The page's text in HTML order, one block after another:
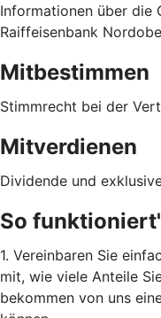
Informationen über die
Raiffeisenbank
Mitbestimmen
Stimmrecht bei der
Mitverdienen
Dividende und
So
1. Vereinbaren Sie
mit, wie viele Anteile
bekommen von uns